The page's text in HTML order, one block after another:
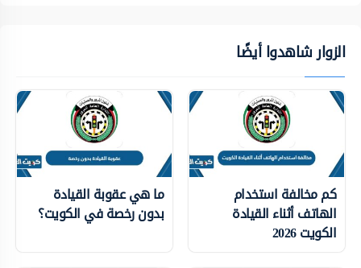
الزوار شاهدوا أيضًا
كم مخالفة استخدام
الهاتف أثناء القيادة
الكويت 2026
ما هي عقوبة القيادة
بدون رخصة في الكويت؟